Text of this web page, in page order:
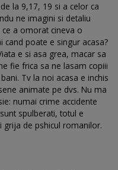
la 9,17, 19 si a celor ca
ne imagini si detaliu
a omorat cineva o
cand poate e singur acasa?
e si asa grea, macar sa
fie frica sa ne lasam copiii
Tv la noi acasa e inchis
animate pe dvs. Nu ma
numai crime accidente
spulberati, totul e
grija de pshicul romanilor.